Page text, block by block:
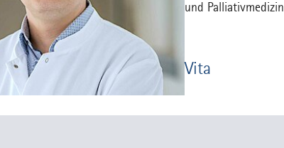
und Palliativmedizin
Vita